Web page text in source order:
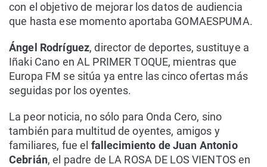
con el objetivo de mejorar los datos de audiencia
que hasta ese momento aportaba GOMAESPUMA.
Ángel Rodríguez, director de deportes, sustituye a
Iñaki Cano en AL PRIMER TOQUE, mientras que
Europa FM se sitúa ya entre las cinco ofertas más
seguidas por los oyentes.
La peor noticia, no sólo para Onda Cero, sino
también para multitud de oyentes, amigos y
familiares, fue el fallecimiento de Juan Antonio
Cebrián, el padre de LA ROSA DE LOS VIENTOS en